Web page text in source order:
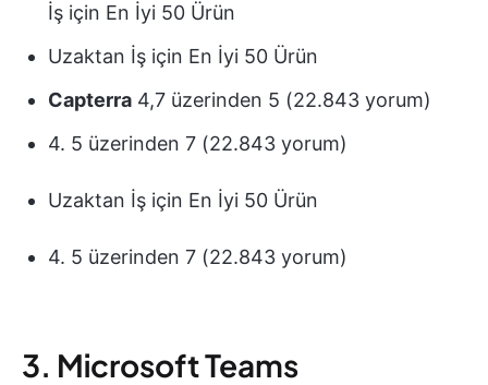
İş için En İyi 50 Ürün
Uzaktan İş için En İyi 50 Ürün
Capterra 4,7 üzerinden 5 (22.843 yorum)
4. 5 üzerinden 7 (22.843 yorum)
Uzaktan İş için En İyi 50 Ürün
4. 5 üzerinden 7 (22.843 yorum)
3. Microsoft Teams